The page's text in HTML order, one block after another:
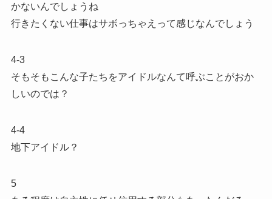
かないんでしょうね
行きたくない仕事はサボっちゃえって感じなんでしょう
4-3
そもそもこんな子たちをアイドルなんて呼ぶことがおか
しいのでは？
4-4
地下アイドル？
5